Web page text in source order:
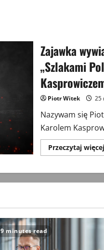
Zajawka
„Szlakami
Piotr Witek 25
Nazywam się
Karolem
Przeczytaj więcej
9 minutes read